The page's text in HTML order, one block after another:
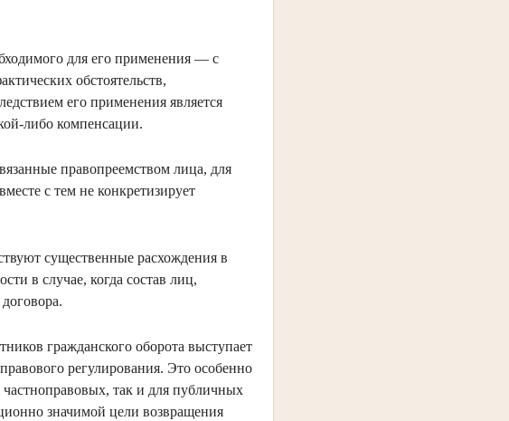
для его применения — с
обстоятельств,
его применения является
либо компенсации.
правопреемством лица, для
с тем не конкретизирует
существенные расхождения в
в случае, когда состав лиц,
гражданского оборота выступает
регулирования. Это особенно
так и для публичных
значимой цели возвращения